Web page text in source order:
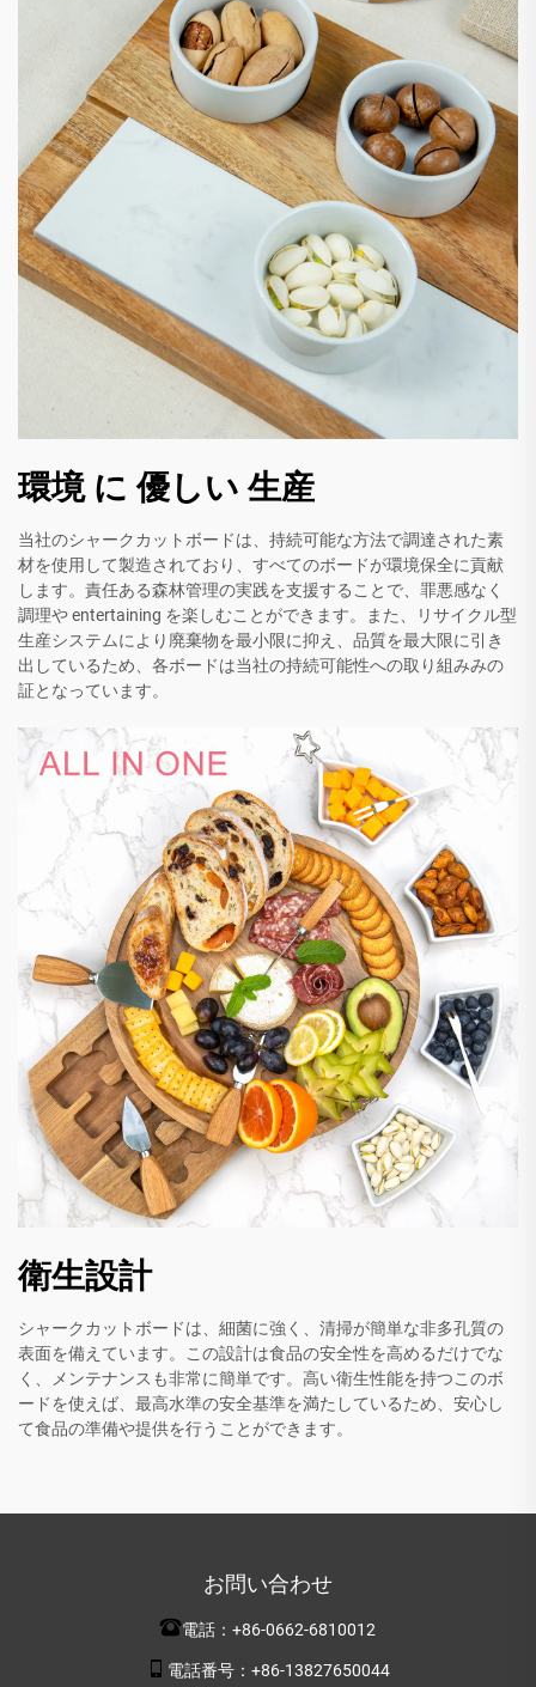
環境 に 優しい 生産
当社のシャークカットボードは、持続可能な方法で調達された素
材を使用して製造されており、すべてのボードが環境保全に貢献
します。責任ある森林管理の実践を支援することで、罪悪感なく
調理や entertaining を楽しむことができます。また、リサイクル型
生産システムにより廃棄物を最小限に抑え、品質を最大限に引き
出しているため、各ボードは当社の持続可能性への取り組みみの
証となっています。
衛生設計
シャークカットボードは、細菌に強く、清掃が簡単な非多孔質の
表面を備えています。この設計は食品の安全性を高めるだけでな
く、メンテナンスも非常に簡単です。高い衛生性能を持つこのボ
ードを使えば、最高水準の安全基準を満たしているため、安心し
て食品の準備や提供を行うことができます。
お問い合わせ
電話： +86-0662-6810012
電話番号： +86-13827650044